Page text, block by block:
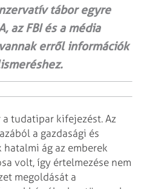
tábor egyre
az FBI és a média
erről információk
a tudatipar kifejezést. Az
a gazdasági és
ág az emberek
volt, így értelmezése nem
megoldását a